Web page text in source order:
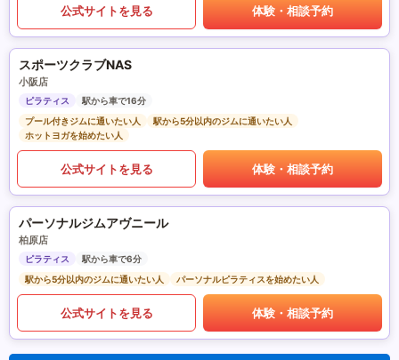
公式サイトを見る 体験・相談予約
スポーツクラブNAS
小阪店
ピラティス
駅から車で16分
プール付きジムに通いたい人
駅から5分以内のジムに通いたい人
ホットヨガを始めたい人
公式サイトを見る 体験・相談予約
パーソナルジムアヴニール
柏原店
ピラティス
駅から車で6分
駅から5分以内のジムに通いたい人
パーソナルピラティスを始めたい人
公式サイトを見る 体験・相談予約